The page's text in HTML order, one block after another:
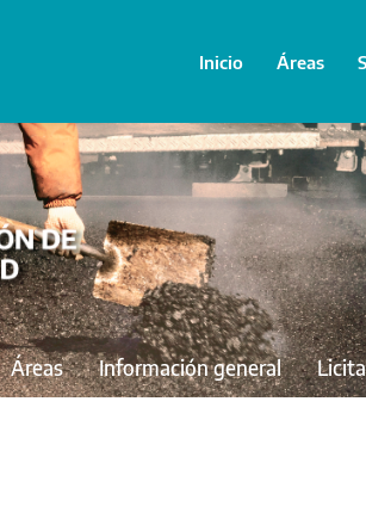
Inicio Áreas
Áreas Información general